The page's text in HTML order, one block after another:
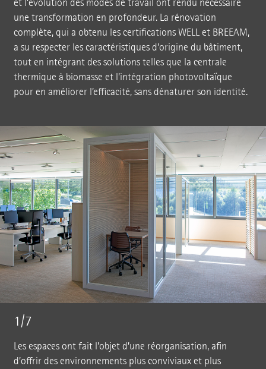
une transformation en profondeur. La rénovation
complète, qui a obtenu les certifications WELL et BREEAM,
a su respecter les caractéristiques d’origine du bâtiment,
tout en intégrant des solutions telles que la centrale
thermique à biomasse et l’intégration photovoltaïque
pour en améliorer l’efficacité, sans dénaturer son identité.
1/7
Les espaces ont fait l’objet d’une réorganisation, afin
d’offrir des environnements plus conviviaux et plus